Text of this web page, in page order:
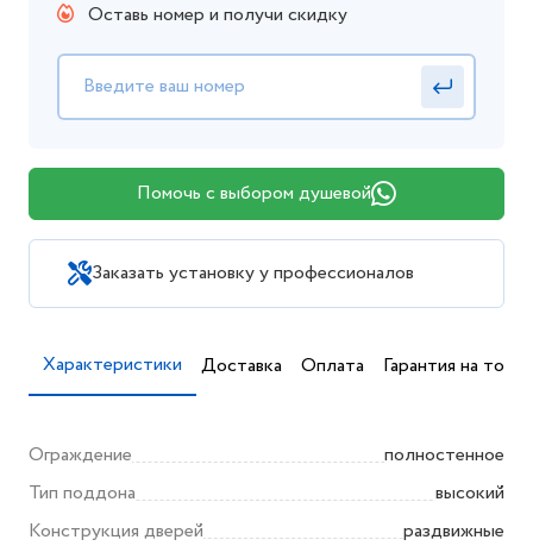
Оставь номер и получи скидку
Помочь с выбором душевой
Заказать установку у профессионалов
Характеристики Доставка Оплата Гарантия на товар
Ограждение
полностенное
Тип поддона
высокий
Конструкция дверей
раздвижные